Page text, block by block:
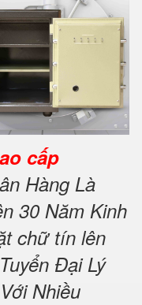
cấp
Hàng Là
30 Năm Kinh
chữ tín lên
Đại Lý
Nhiều